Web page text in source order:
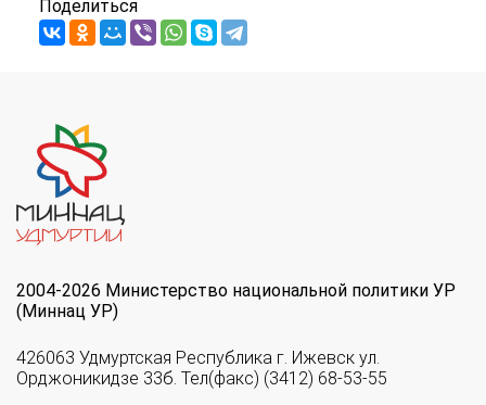
Поделиться
2004-2026 Министерство национальной политики УР
(Миннац УР)
426063 Удмуртская Республика г. Ижевск ул.
Орджоникидзе 33б. Тел(факс) (3412) 68-53-55